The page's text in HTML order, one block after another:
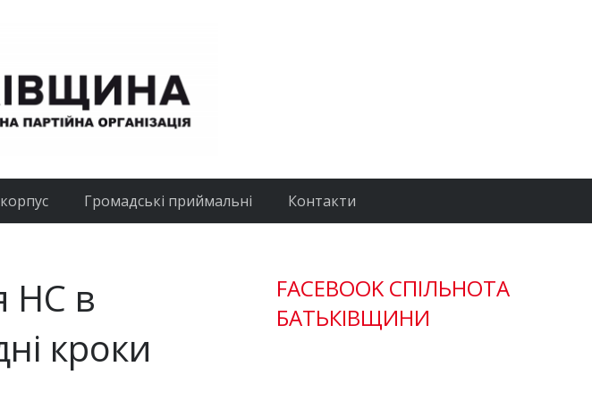
Громадські приймальні Контакти
НС в
кроки
FACEBOOK СПІЛЬНОТА
БАТЬКІВЩИНИ